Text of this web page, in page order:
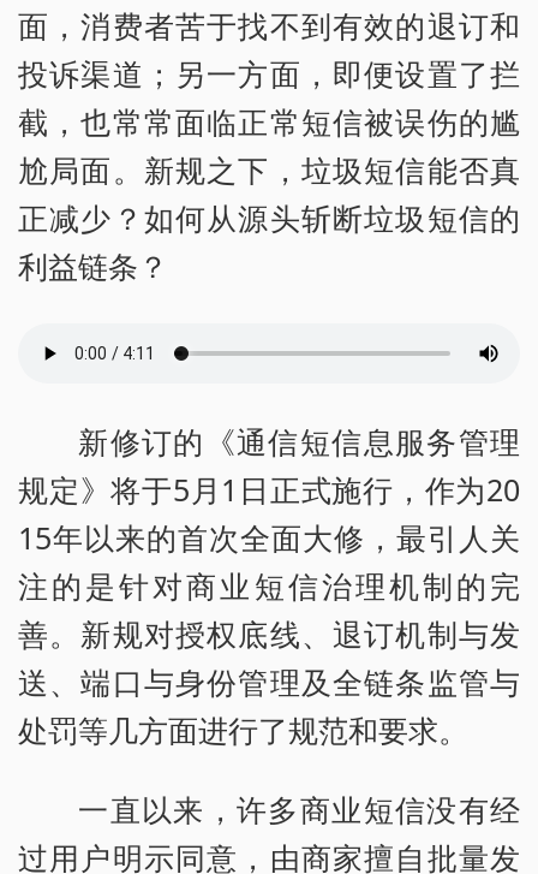
面，消费者苦于找不到有效的退订和
投诉渠道；另一方面，即便设置了拦
截，也常常面临正常短信被误伤的尴
尬局面。新规之下，垃圾短信能否真
正减少？如何从源头斩断垃圾短信的
利益链条？
新修订的《通信短信息服务管理
规定》将于5月1日正式施行，作为20
15年以来的首次全面大修，最引人关
注的是针对商业短信治理机制的完
善。新规对授权底线、退订机制与发
送、端口与身份管理及全链条监管与
处罚等几方面进行了规范和要求。
一直以来，许多商业短信没有经
过用户明示同意，由商家擅自批量发